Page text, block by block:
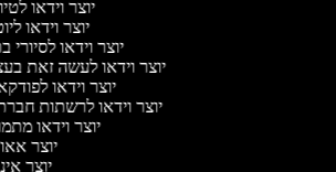
יוצר וידאו
יוצר וידאו
יוצר וידאו לסיורי
יוצר וידאו לעשה זאת
יוצר וידאו
יוצר וידאו לרשתות
יוצר וידאו
יוצר
יוצר